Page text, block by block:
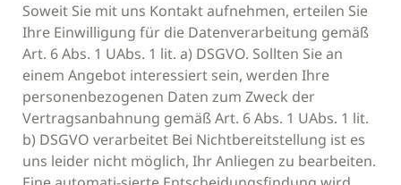
Soweit Sie mit uns Kontakt aufnehmen, erteilen Sie
Ihre Einwilligung für die Datenverarbeitung gemäß
Art. 6 Abs. 1 UAbs. 1 lit. a) DSGVO. Sollten Sie an
einem Angebot interessiert sein, werden Ihre
personenbezogenen Daten zum Zweck der
Vertragsanbahnung gemäß Art. 6 Abs. 1 UAbs. 1 lit.
b) DSGVO verarbeitet Bei Nichtbereitstellung ist es
uns leider nicht möglich, Ihr Anliegen zu bearbeiten.